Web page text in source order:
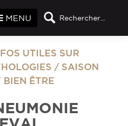
Rechercher...
MENU
UTILES SUR
/ SAISON
BIEN ÊTRE
cookies